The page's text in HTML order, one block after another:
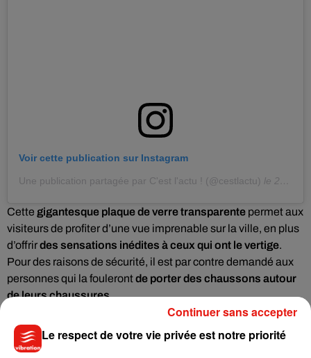
Voir cette publication sur Instagram
Une publication partagée par C'est l'actu ! (@cestlactu) le 24 Nov. 2018 à 3 :48 PST
Cette gigantesque plaque de verre transparente permet aux
visiteurs de profiter d’une vue imprenable sur la ville, en plus
d’offrirdes sensations inédites à ceux qui ont le vertige.
Pour des raisons de sécurité, il est par contre demandé aux
personnes qui la foulerontde porter des chaussons autour
de leurs chaussures.
Le respect de votre vie privée est notre priorité
Continuer sans accepter